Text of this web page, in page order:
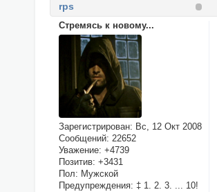
rps
Стремясь к новому...
Зарегистрирован: Вс, 12 Окт 2008
Сообщений: 22652
Уважение: +4739
Позитив: +3431
Пол: Мужской
Предупреждения: ‡ 1. 2. 3. ... 10!